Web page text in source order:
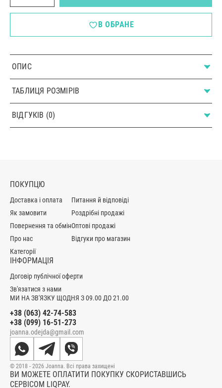
В ОБРАНЕ
ОПИС
ТАБЛИЦЯ РОЗМІРІВ
ВІДГУКІВ (0)
МИ НА ЗВ'ЯЗКУ ЩОДНЯ З 09.00 ДО 21.00
+38 (063) 42-74-583
+38 (099) 16-51-273
joanna.odejda@gmail.com
ПОКУПЦЮ
Доставка і оплата
Як замовити
Повернення та обмін
Про нас
Категорії
Питання й відповіді
Роздрібні продажі
Оптові продажі
Відгуки про магазин
ІНФОРМАЦІЯ
Договір публічної оферти
Зв'язатися з нами
ВИ МОЖЕТЕ ОПЛАТИТИ ПОКУПКУ СКОРИСТАВШИСЬ
СЕРВІСОМ LIQPAY.
© 2018 - 2026 Joanna. Всі права захищені